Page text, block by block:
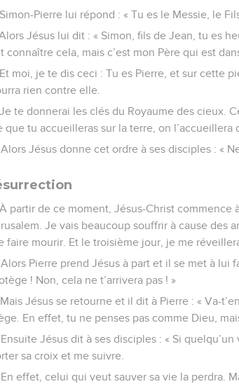
Simon-Pierre lui répond : « Tu es le Messie, le
Jésus lui dit : « Simon, fils de Jean, tu es
connaître cela, mais c’est mon Père qui est
Et moi, je te dis ceci : Tu es Pierre, et sur cette
rien contre elle.
Je te donnerai les clés du Royaume des cieux.
que tu accueilleras sur la terre, on l’accueillera
Alors Jésus donne cet ordre à ses disciples : «
À partir de ce moment, Jésus-Christ commence
Je vais beaucoup souffrir à cause des
faire mourir. Et le troisième jour, je me
Alors Pierre prend Jésus à part et il se met à lui
! Non, cela ne t’arrivera pas ! »
Mais Jésus se retourne et il dit à Pierre : « Va-
En effet, tu ne penses pas comme Dieu,
Ensuite Jésus dit à ses disciples : « Si
sa croix et me suivre.
En effet, celui qui veut sauver sa vie la perdra.